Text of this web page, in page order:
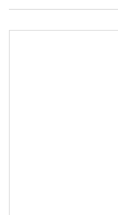
[1582-09-8] Trifluralin